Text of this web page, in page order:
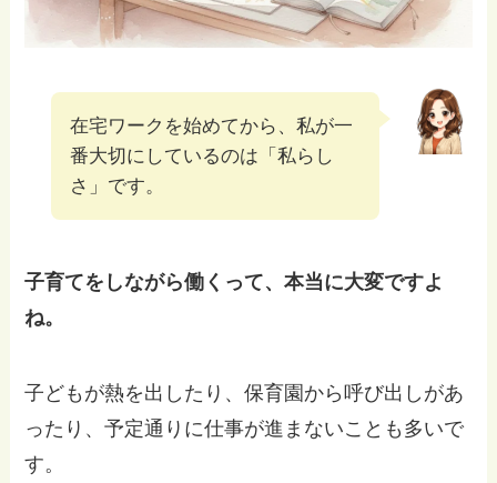
在宅ワークを始めてから、私が一
番大切にしているのは「私らし
さ」です。
子育てをしながら働くって、本当に大変ですよ
ね。
子どもが熱を出したり、保育園から呼び出しがあ
ったり、予定通りに仕事が進まないことも多いで
す。